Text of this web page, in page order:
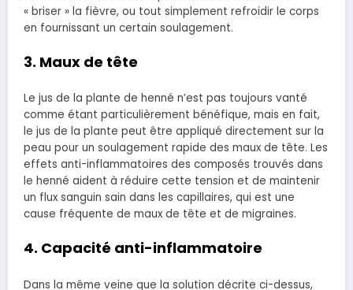
« briser » la fièvre, ou tout simplement refroidir le corps
en fournissant un certain soulagement.
3. Maux de tête
Le jus de la plante de henné n’est pas toujours vanté
comme étant particulièrement bénéfique, mais en fait,
le jus de la plante peut être appliqué directement sur la
peau pour un soulagement rapide des maux de tête. Les
effets anti-inflammatoires des composés trouvés dans
le henné aident à réduire cette tension et de maintenir
un flux sanguin sain dans les capillaires, qui est une
cause fréquente de maux de tête et de migraines.
4. Capacité anti-inflammatoire
Dans la même veine que la solution décrite ci-dessus,